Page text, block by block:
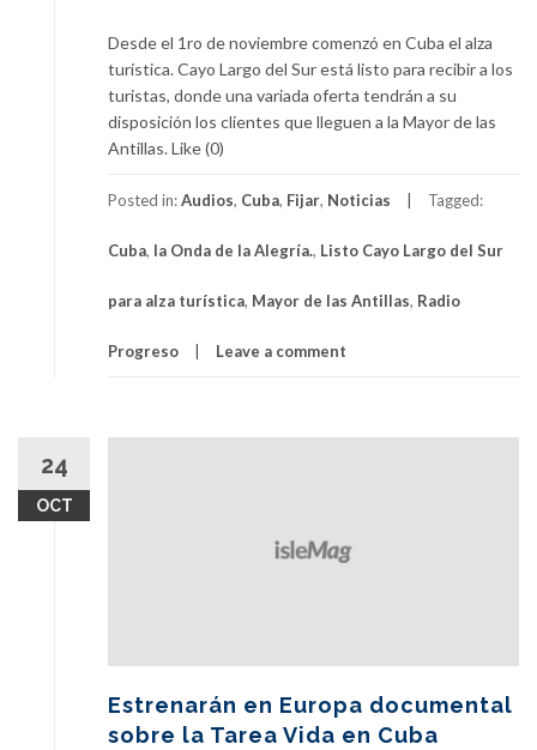
Desde el 1ro de noviembre comenzó en Cuba el alza
turística. Cayo Largo del Sur está listo para recibir a los
turistas, donde una variada oferta tendrán a su
disposición los clientes que lleguen a la Mayor de las
Antillas. Like (0)
Posted in:Audios, Cuba, Fijar, Noticias Tagged:
Cuba, la Onda de la Alegría., Listo Cayo Largo del Sur
para alza turística, Mayor de las Antillas, Radio
Progreso Leave a comment
24
OCT
Estrenarán en Europa documental
sobre la Tarea Vida en Cuba